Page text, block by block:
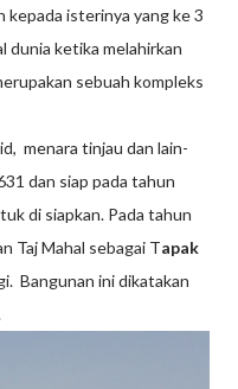
kepada isterinya yang ke 3
dunia ketika melahirkan
sebuah kompleks
menara tinjau dan lain-
dan siap pada tahun
di siapkan. Pada tahun
Taj Mahal sebagai Tapak
Bangunan ini dikatakan